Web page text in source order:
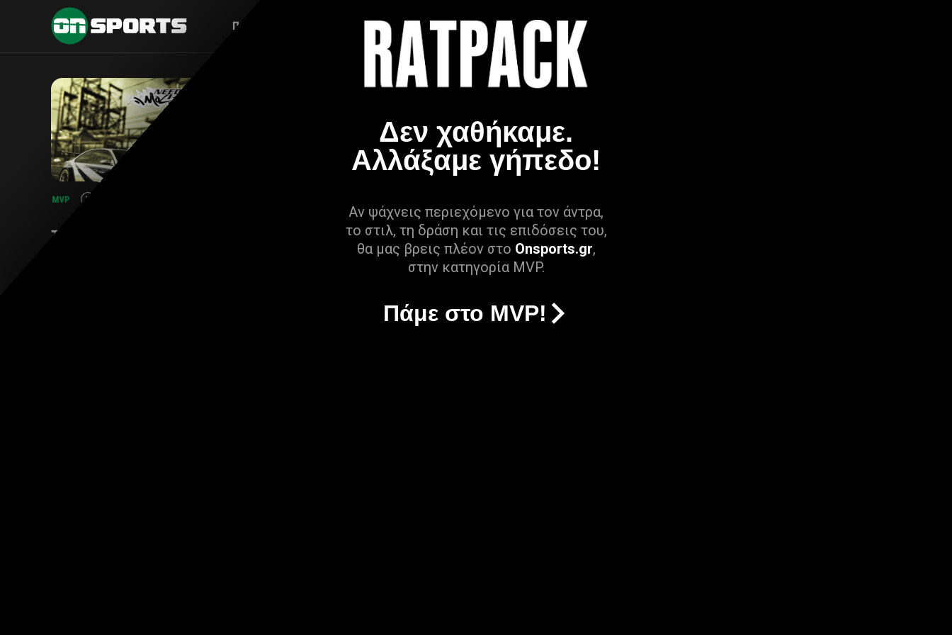
Δεν χαθήκαμε.
Αλλάξαμε γήπεδο!
Αν ψάχνεις περιεχόμενο για τον άντρα,
το στιλ, τη δράση και τις επιδόσεις του,
θα μας βρεις πλέον στο Onsports.gr,
στην κατηγορία MVP.
Πάμε στο MVP!